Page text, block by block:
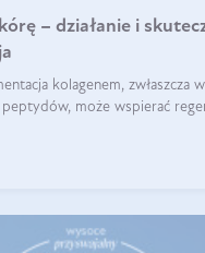
– działanie i
kolagenem, zwłaszcza
może wspierać